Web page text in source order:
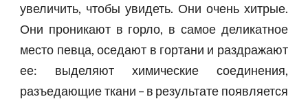
увеличить, чтобы увидеть. Они очень хитрые.
Они проникают в горло, в самое деликатное
место певца, оседают в гортани и раздражают
ее: выделяют химические соединения,
разъедающие ткани – в результате появляется